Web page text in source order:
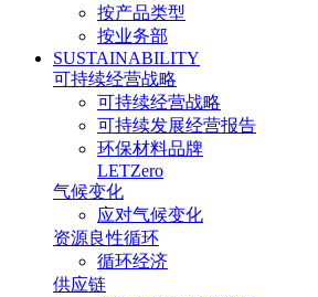
按产品类型
按业务部
SUSTAINABILITY
可持续经营战略
可持续经营战略
可持续发展经营报告​
环保材料品牌
LETZero
气候变化
应对气候变化
资源良性循环
循环经济
供应链